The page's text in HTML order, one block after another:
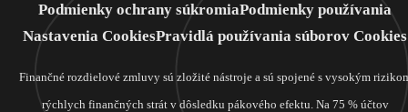
Podmienky ochrany súkromiaPodmienky používania
Nastavenia CookiesPravidlá používania súborov Cookies
Finančné rozdielové zmluvy sú zložité nástroje a sú spojené s vysokým
rýchlych finančných strát v dôsledku pákového efektu. Na 75 % účtov